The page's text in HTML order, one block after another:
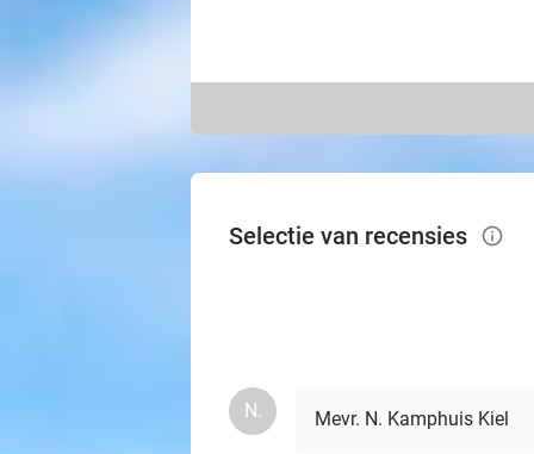
Selectie van recensies info_outlined
N. Mevr. N. Kamphuis Kiel